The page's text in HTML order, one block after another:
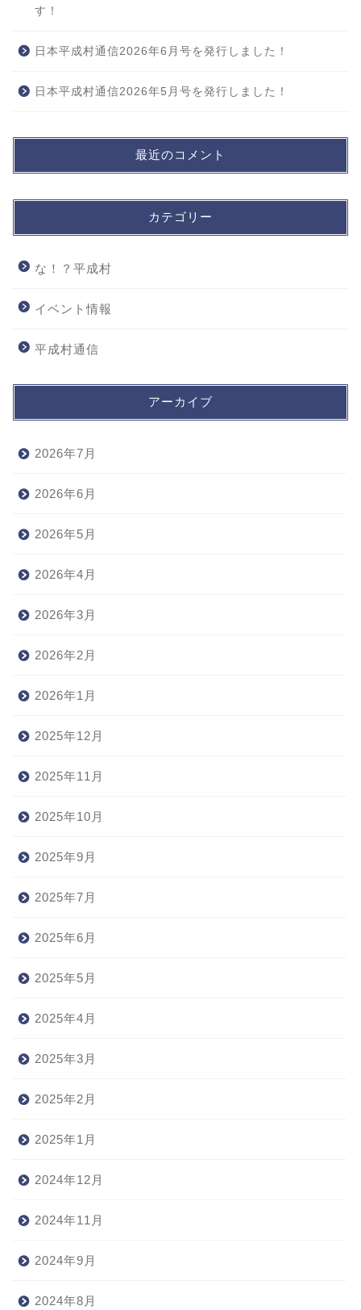
す！
日本平成村通信2026年6月号を発行しました！
日本平成村通信2026年5月号を発行しました！
最近のコメント
カテゴリー
な！？平成村
イベント情報
平成村通信
アーカイブ
2026年7月
2026年6月
2026年5月
2026年4月
2026年3月
2026年2月
2026年1月
2025年12月
2025年11月
2025年10月
2025年9月
2025年7月
2025年6月
2025年5月
2025年4月
2025年3月
2025年2月
2025年1月
2024年12月
2024年11月
2024年9月
2024年8月